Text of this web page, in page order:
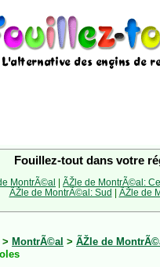
Fouillez-tout dans votre
MontrÃ©al | ÃŽle de MontrÃ©al:
ÃŽle de MontrÃ©al: Sud | ÃŽle de
> MontrÃ©al > ÃŽle de